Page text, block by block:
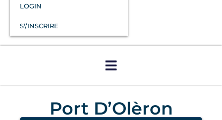
LOGIN
S\’INSCRIRE
Port D’Olèron